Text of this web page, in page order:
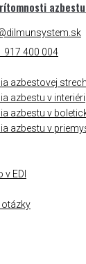
917 400 004
azbestovej
azbestu v interiéri
azbestu v
azbestu v
v EDI
otázky